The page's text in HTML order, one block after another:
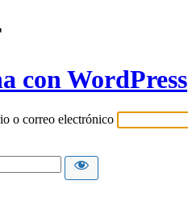
con WordPress
o correo electrónico